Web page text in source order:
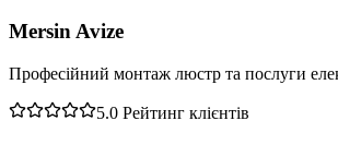
Mersin Avize
Професійний монтаж люстр та послуги
5.0 Рейтинг клієнтів